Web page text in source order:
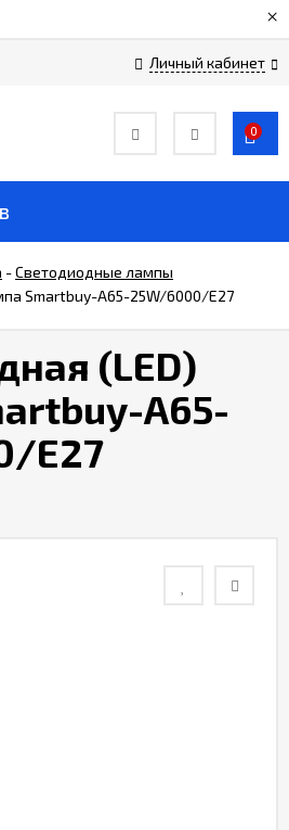
×
Личный кабинет
0
-Светодиодные лампы
Smartbuy-A65-25W/6000/E27
(LED)
A65-
E27